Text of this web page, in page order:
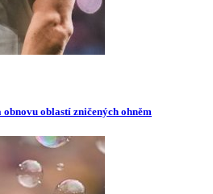
oblastí zničených ohněm